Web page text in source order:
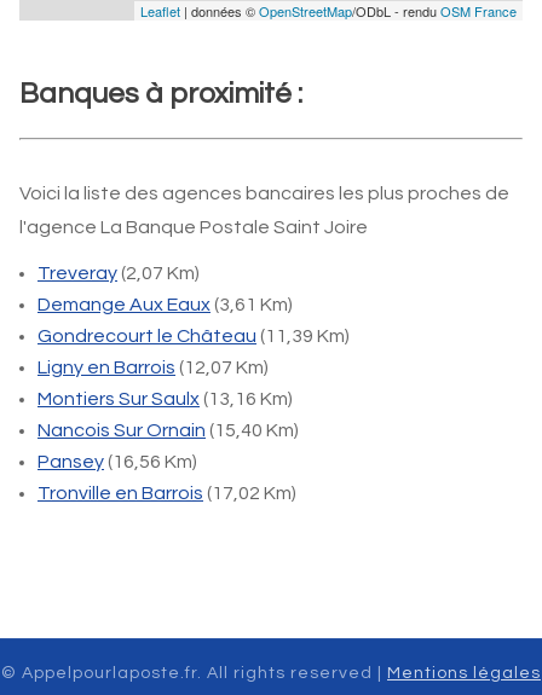
Leaflet | données ©OpenStreetMap/ODbL - renduOSM France
Banques à proximité :
Voici la liste des agences bancaires les plus proches de
l'agence La Banque Postale Saint Joire
Treveray(2,07 Km)
Demange Aux Eaux(3,61 Km)
Gondrecourt le Château (11,39 Km)
Ligny en Barrois (12,07 Km)
Montiers Sur Saulx(13,16 Km)
Nancois Sur Ornain (15,40 Km)
Pansey(16,56 Km)
Tronville en Barrois (17,02 Km)
© Appelpourlaposte.fr. All rights reserved | Mentions légales